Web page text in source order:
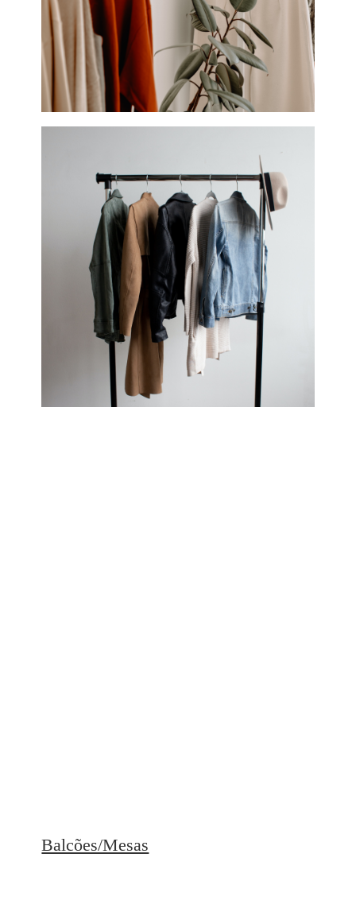
Balcões/Mesas